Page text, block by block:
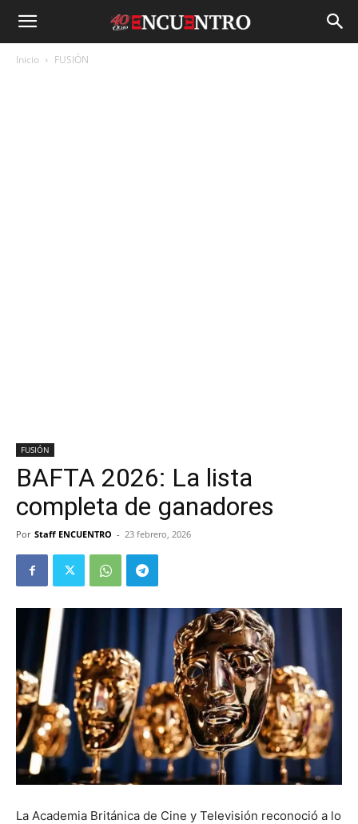
Inicio FUSIÓN
FUSIÓN
BAFTA 2026: La lista
completa de ganadores
Por Staff ENCUENTRO - 23 febrero, 2026
La Academia Británica de Cine y Televisión reconoció a lo